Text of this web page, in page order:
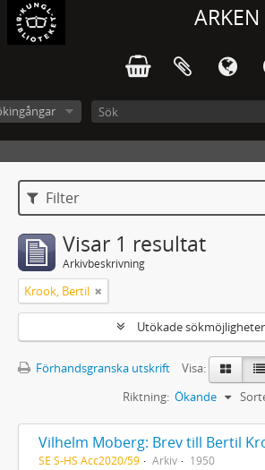
ARKEN
Filter
Visar 1 resultat
Arkivbeskrivning
Krook, Bertil
Utökade sökmöjligheter
Förhandsgranska utskrift
Visa:
Riktning: Ökande
Vilhelm Moberg: Brev till Bertil
SE S-HS Acc2020/59 Arkiv 1950